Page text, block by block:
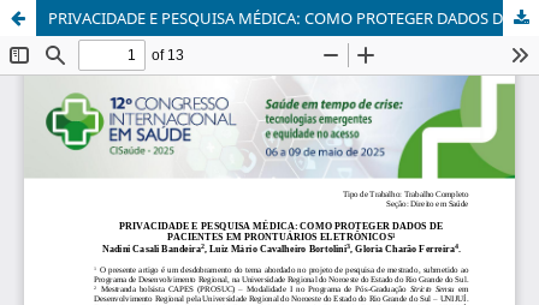
PRIVACIDADE E PESQUISA MÉDICA: COMO PROTEGER DADOS DE PACIENTES EM PRONTUÁRIOS ELETRÔNICOS